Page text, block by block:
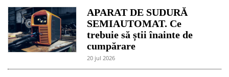
APARAT DE SUDURĂ
SEMIAUTOMAT. Ce
trebuie să știi înainte de
cumpărare
20 jul 2026